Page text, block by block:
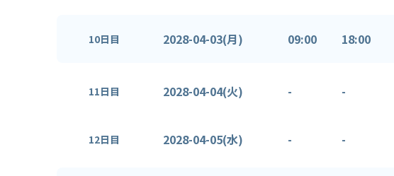
10日目 2028-04-03(月) 09:00 18:00
11日目 2028-04-04(火) - -
12日目 2028-04-05(水) - -